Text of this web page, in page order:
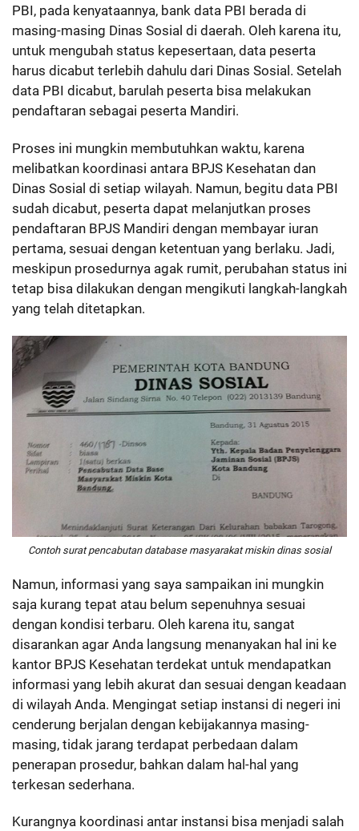
PBI, pada kenyataannya, bank data PBI berada di
masing-masing Dinas Sosial di daerah. Oleh karena itu,
untuk mengubah status kepesertaan, data peserta
harus dicabut terlebih dahulu dari Dinas Sosial. Setelah
data PBI dicabut, barulah peserta bisa melakukan
pendaftaran sebagai peserta Mandiri.
Proses ini mungkin membutuhkan waktu, karena
melibatkan koordinasi antara BPJS Kesehatan dan
Dinas Sosial di setiap wilayah. Namun, begitu data PBI
sudah dicabut, peserta dapat melanjutkan proses
pendaftaran BPJS Mandiri dengan membayar iuran
pertama, sesuai dengan ketentuan yang berlaku. Jadi,
meskipun prosedurnya agak rumit, perubahan status ini
tetap bisa dilakukan dengan mengikuti langkah-langkah
yang telah ditetapkan.
Contoh surat pencabutan database masyarakat miskin dinas sosial
Namun, informasi yang saya sampaikan ini mungkin
saja kurang tepat atau belum sepenuhnya sesuai
dengan kondisi terbaru. Oleh karena itu, sangat
disarankan agar Anda langsung menanyakan hal ini ke
kantor BPJS Kesehatan terdekat untuk mendapatkan
informasi yang lebih akurat dan sesuai dengan keadaan
di wilayah Anda. Mengingat setiap instansi di negeri ini
cenderung berjalan dengan kebijakannya masing-
masing, tidak jarang terdapat perbedaan dalam
penerapan prosedur, bahkan dalam hal-hal yang
terkesan sederhana.
Kurangnya koordinasi antar instansi bisa menjadi salah